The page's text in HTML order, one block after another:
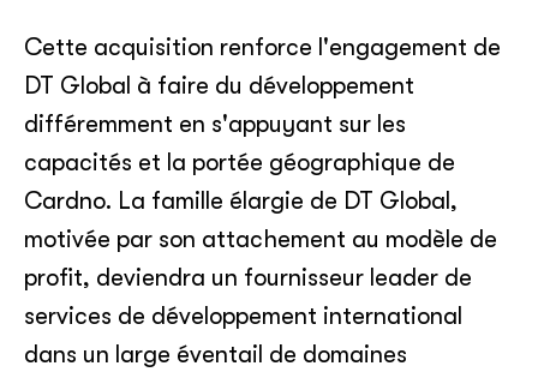
Cette acquisition renforce l'engagement de
DT Global à faire du développement
différemment en s'appuyant sur les
capacités et la portée géographique de
Cardno. La famille élargie de DT Global,
motivée par son attachement au modèle de
profit, deviendra un fournisseur leader de
services de développement international
dans un large éventail de domaines